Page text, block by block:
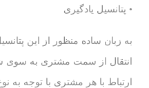
• پتانسیل یادگیری
به زبان ساده منظور از این
انتقال از سمت مشتری به
ارتباط با هر مشتری با توجه به